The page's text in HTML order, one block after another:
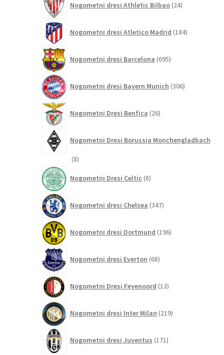
Nogometni dresi Athletic Bilbao 24izdelkov
Nogometni dresi Atletico Madrid 184izdelkov
Nogometni dresi Barcelona 695izdelkov
Nogometni dresi Bayern Munich 306izdelkov
Nogometni Dresi Benfica 26izdelkov
Nogometni Dresi Borussia Monchengladbach
88
Nogometni Dresi Celtic 8izdelkov
Nogometni dresi Chelsea 347izdelkov
Nogometni dresi Dortmund 196izdelkov
Nogometni dresi Everton 68izdelkov
Nogometni Dresi Feyenoord 13izdelkov
Nogometni dresi Inter Milan 219izdelkov
Nogometni dresi Juventus 171izdelkov